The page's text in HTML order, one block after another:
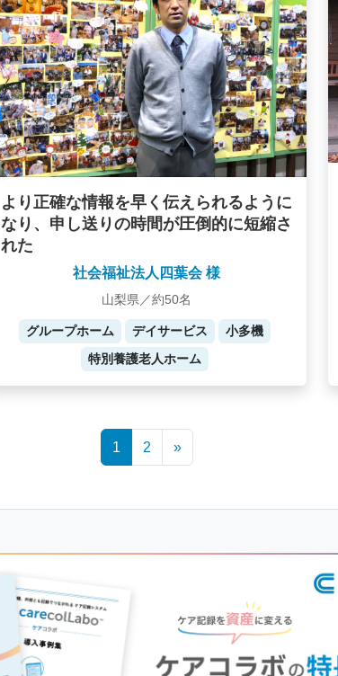
より正確な情報を早く伝えられるように
なり、申し送りの時間が圧倒的に短縮さ
れた
社会福祉法人四葉会 様
山梨県／約50名
グループホーム デイサービス
小多機
特別養護老人ホーム
1 2 »